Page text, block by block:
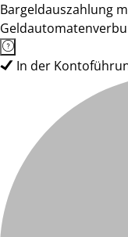
Bargeldauszahlung
In der